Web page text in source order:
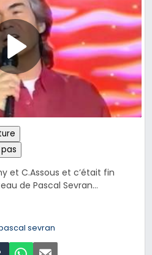
et C.Assous et c’était fin
de Pascal Sevran…
sevran